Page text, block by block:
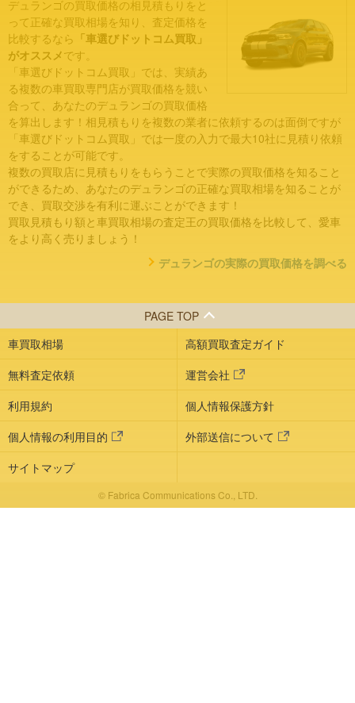
デュランゴの買取価格の相見積もりをと
って正確な買取相場を知り、査定価格を
比較するなら 「車選びドットコム買取」
がオススメです。
「車選びドットコム買取」では、実績あ
る複数の車買取専門店が買取価格を競い
合って、あなたのデュランゴの買取価格
を算出します！相見積もりを複数の業者に依頼するのは面倒ですが
「車選びドットコム買取」では一度の入力で最大10社に見積り依頼
をすることが可能です。
複数の買取店に見積もりをもらうことで実際の買取価格を知ること
ができるため、あなたのデュランゴの正確な買取相場を知ることが
でき、買取交渉を有利に運ぶことができます！
買取見積もり額と車買取相場の査定王の買取価格を比較して、愛車
をより高く売りましょう！
デュランゴの実際の買取価格を調べる
PAGE TOP
車買取相場
高額買取査定ガイド
無料査定依頼
運営会社
利用規約
個人情報保護方針
個人情報の利用目的
外部送信について
サイトマップ
© Fabrica Communications Co., LTD.